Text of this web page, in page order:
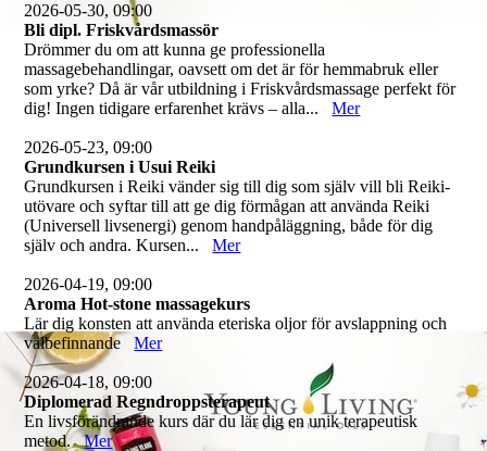
2026-05-30, 09:00
Bli dipl. Friskvårdsmassör
Drömmer du om att kunna ge professionella
massagebehandlingar, oavsett om det är för hemmabruk eller
som yrke? Då är vår utbildning i Friskvårdsmassage perfekt för
dig! Ingen tidigare erfarenhet krävs – alla...Mer
2026-05-23, 09:00
Grundkursen i Usui Reiki
Grundkursen i Reiki vänder sig till dig som själv vill bli Reiki-
utövare och syftar till att ge dig förmågan att använda Reiki
(Universell livsenergi) genom handpåläggning, både för dig
själv och andra. Kursen...Mer
2026-04-19, 09:00
Aroma Hot-stone massagekurs
Lär dig konsten att använda eteriska oljor för avslappning och
välbefinnandeMer
2026-04-18, 09:00
Diplomerad Regndroppsterapeut
En livsförändrande kurs där du lär dig en unik terapeutisk
metod.Mer